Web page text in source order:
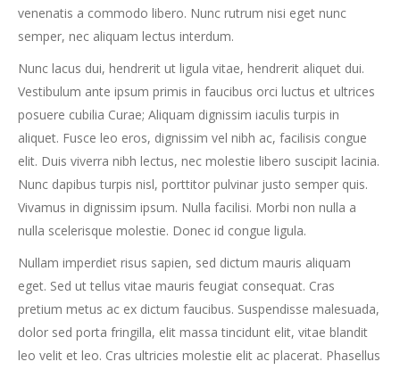
venenatis a commodo libero. Nunc rutrum nisi eget nunc
semper, nec aliquam lectus interdum.
Nunc lacus dui, hendrerit ut ligula vitae, hendrerit aliquet dui.
Vestibulum ante ipsum primis in faucibus orci luctus et ultrices
posuere cubilia Curae; Aliquam dignissim iaculis turpis in
aliquet. Fusce leo eros, dignissim vel nibh ac, facilisis congue
elit. Duis viverra nibh lectus, nec molestie libero suscipit lacinia.
Nunc dapibus turpis nisl, porttitor pulvinar justo semper quis.
Vivamus in dignissim ipsum. Nulla facilisi. Morbi non nulla a
nulla scelerisque molestie. Donec id congue ligula.
Nullam imperdiet risus sapien, sed dictum mauris aliquam
eget. Sed ut tellus vitae mauris feugiat consequat. Cras
pretium metus ac ex dictum faucibus. Suspendisse malesuada,
dolor sed porta fringilla, elit massa tincidunt elit, vitae blandit
leo velit et leo. Cras ultricies molestie elit ac placerat. Phasellus